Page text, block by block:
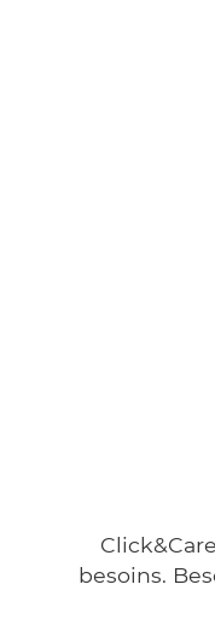
besoins.